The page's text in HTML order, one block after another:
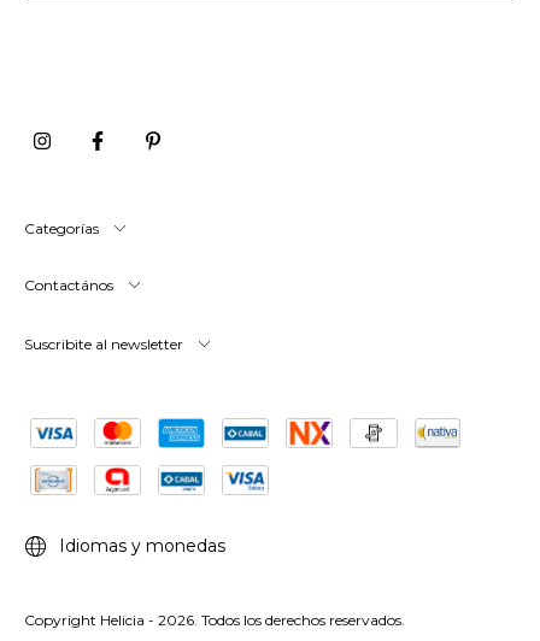
Categorías
Contactános
Suscribite al newsletter
Idiomas y monedas
Copyright Helicia - 2026. Todos los derechos reservados.